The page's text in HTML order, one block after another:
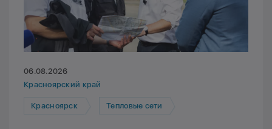
06.08.2026
Красноярский край
Красноярск Тепловые сети